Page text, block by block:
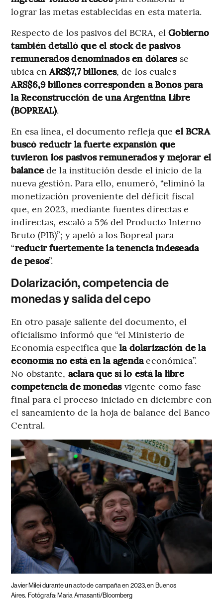
lograr las metas establecidas en esta materia.
Respecto de los pasivos del BCRA, elGobierno
también detalló que el stock de pasivos
remunerados denominados en dólaresse
ubica enARS$7,7 billones, de los cuales
ARS$6,9 billones corresponden a Bonos para
la Reconstrucción de una Argentina Libre
(BOPREAL).
En esa línea, el documento refleja queel BCRA
buscó reducir la fuerte expansión que
tuvieron los pasivos remunerados y mejorar el
balance de la institución desde el inicio de la
nueva gestión. Para ello, enumeró, “eliminó la
monetización proveniente del déficit fiscal
que, en 2023, mediante fuentes directas e
indirectas, escaló a 5% del Producto Interno
Bruto (PIB)”; y apeló a los Bopreal para
“reducir fuertemente la tenencia indeseada
de pesos”.
Dolarización, competencia de
monedas y salida del cepo
En otro pasaje saliente del documento, el
oficialismo informó que “el Ministerio de
Economía especifica que la dolarización de la
economía no está en la agendaeconómica”.
No obstante, aclara que sí lo está la libre
competencia de monedasvigente como fase
final para el proceso iniciado en diciembre con
el saneamiento de la hoja de balance del Banco
Central.
Javier Milei durante un acto de campaña en 2023, en Buenos
Aires. Fotógrafa: Maria Amasanti/Bloomberg